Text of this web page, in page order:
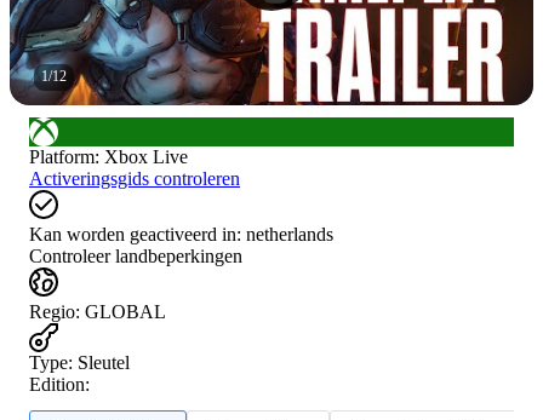
1/12
Platform: Xbox Live
Activeringsgids controleren
Kan worden geactiveerd in: netherlands
Controleer landbeperkingen
Regio: GLOBAL
Type: Sleutel
Edition: